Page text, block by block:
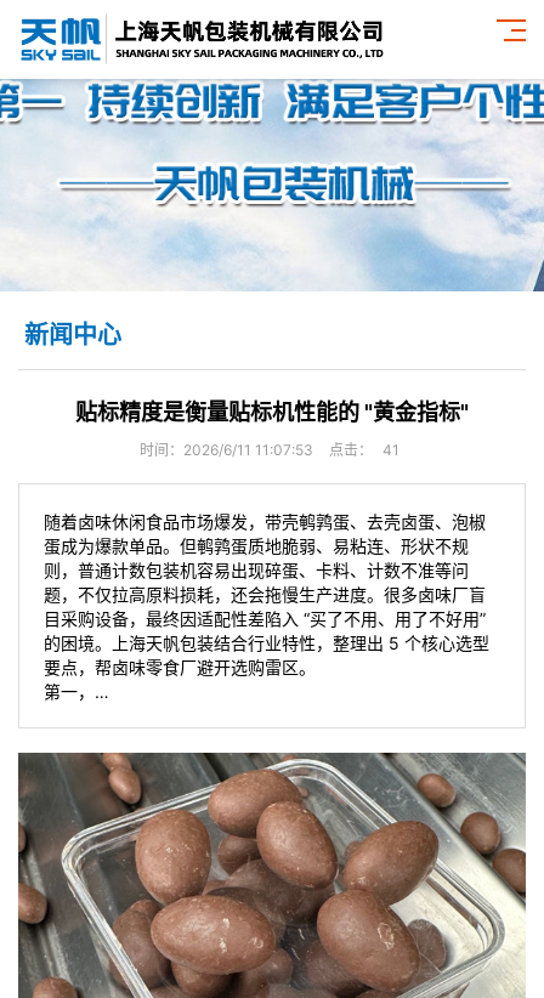
新闻中心
贴标精度是衡量贴标机性能的 "黄金指标"
时间：2026/6/11 11:07:53 点击： 41
随着卤味休闲食品市场爆发，带壳鹌鹑蛋、去壳卤蛋、泡椒
蛋成为爆款单品。但鹌鹑蛋质地脆弱、易粘连、形状不规
则，普通计数包装机容易出现碎蛋、卡料、计数不准等问
题，不仅拉高原料损耗，还会拖慢生产进度。很多卤味厂盲
目采购设备，最终因适配性差陷入 “买了不用、用了不好用”
的困境。上海天帆包装结合行业特性，整理出 5 个核心选型
要点，帮卤味零食厂避开选购雷区。
第一，…